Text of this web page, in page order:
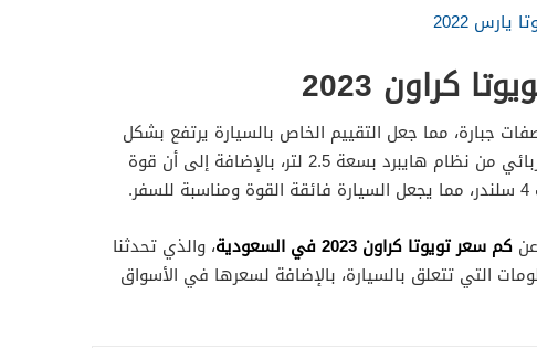
2022
كراون 2023
جبارة، مما جعل التقييم الخاص بالسيارة يرتفع بشكل
كبير، حيث إن محرك السيارة كهربائي من نظام هايبرد بسعة 2.5 لتر، بالإضافة إلى أن قوة
كم سعر تويوتا كراون 2023 في السعودية
، والذي تحدثنا
التي تتعلق بالسيارة، بالإضافة لسعرها في الأسواق